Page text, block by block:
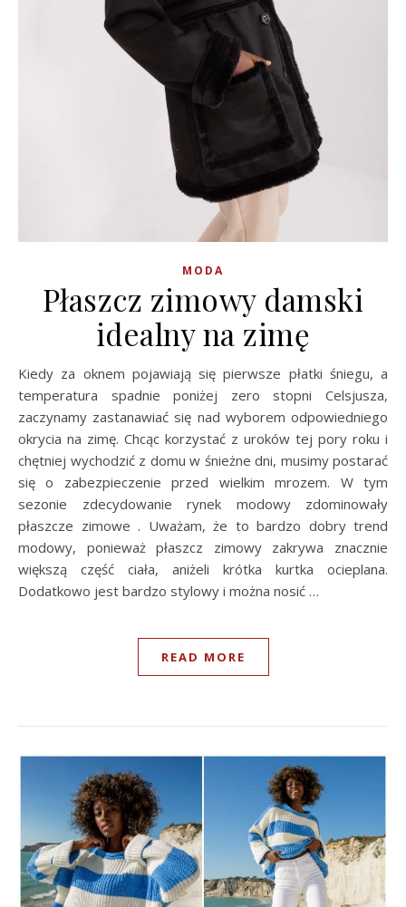
MODA
Płaszcz zimowy damski
idealny na zimę
Kiedy za oknem pojawiają się pierwsze płatki śniegu, a
temperatura spadnie poniżej zero stopni Celsjusza,
zaczynamy zastanawiać się nad wyborem odpowiedniego
okrycia na zimę. Chcąc korzystać z uroków tej pory roku i
chętniej wychodzić z domu w śnieżne dni, musimy postarać
się o zabezpieczenie przed wielkim mrozem. W tym
sezonie zdecydowanie rynek modowy zdominowały
płaszcze zimowe . Uważam, że to bardzo dobry trend
modowy, ponieważ płaszcz zimowy zakrywa znacznie
większą część ciała, aniżeli krótka kurtka ocieplana.
Dodatkowo jest bardzo stylowy i można nosić …
READ MORE